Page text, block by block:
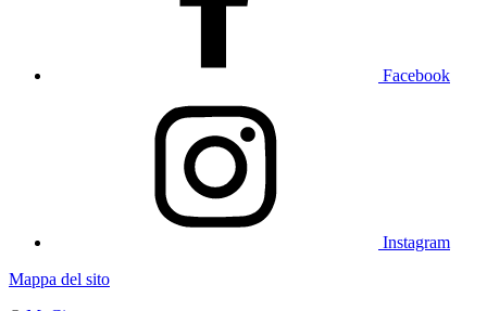
Facebook
Instagram
Mappa del sito